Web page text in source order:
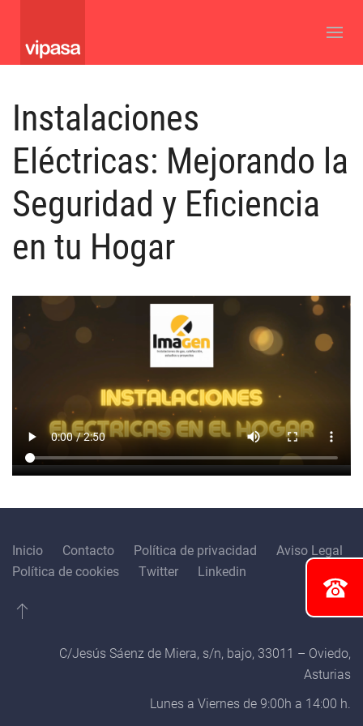
Instalaciones
Eléctricas: Mejorando la
Seguridad y Eficiencia
en tu Hogar
Inicio Contacto Política de privacidad
Aviso Legal
Política de cookies
Twitter Linkedin
C/Jesús Sáenz de Miera, s/n, bajo, 33011 – Oviedo,
Asturias
Lunes a Viernes de 9:00h a 14:00 h.